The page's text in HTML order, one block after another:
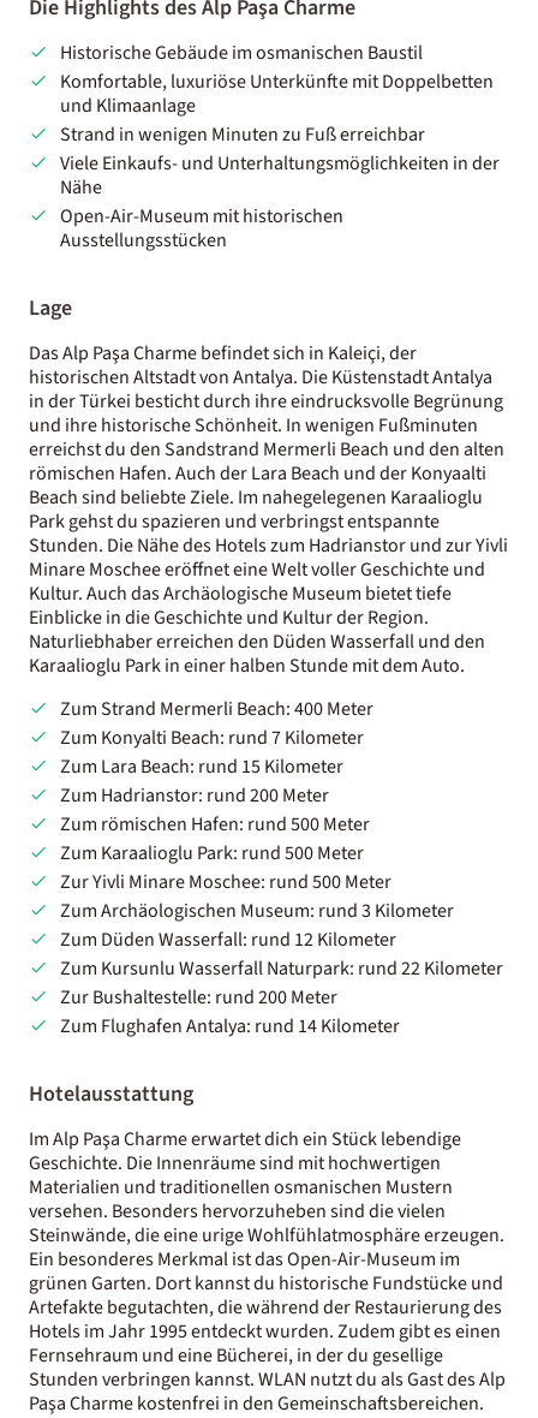
Die Highlights des Alp Paşa Charme
Historische Gebäude im osmanischen Baustil
Komfortable, luxuriöse Unterkünfte mit Doppelbetten
und Klimaanlage
Strand in wenigen Minuten zu Fuß erreichbar
Viele Einkaufs- und Unterhaltungsmöglichkeiten in der
Nähe
Open-Air-Museum mit historischen
Ausstellungsstücken
Lage
Das Alp Paşa Charme befindet sich in Kaleiçi, der
historischen Altstadt von Antalya. Die Küstenstadt Antalya
in der Türkei besticht durch ihre eindrucksvolle Begrünung
und ihre historische Schönheit. In wenigen Fußminuten
erreichst du den Sandstrand Mermerli Beach und den alten
römischen Hafen. Auch der Lara Beach und der Konyaalti
Beach sind beliebte Ziele. Im nahegelegenen Karaalioglu
Park gehst du spazieren und verbringst entspannte
Stunden. Die Nähe des Hotels zum Hadrianstor und zur Yivli
Minare Moschee eröffnet eine Welt voller Geschichte und
Kultur. Auch das Archäologische Museum bietet tiefe
Einblicke in die Geschichte und Kultur der Region.
Naturliebhaber erreichen den Düden Wasserfall und den
Karaalioglu Park in einer halben Stunde mit dem Auto.
Zum Strand Mermerli Beach: 400 Meter
Zum Konyalti Beach: rund 7 Kilometer
Zum Lara Beach: rund 15 Kilometer
Zum Hadrianstor: rund 200 Meter
Zum römischen Hafen: rund 500 Meter
Zum Karaalioglu Park: rund 500 Meter
Zur Yivli Minare Moschee: rund 500 Meter
Zum Archäologischen Museum: rund 3 Kilometer
Zum Düden Wasserfall: rund 12 Kilometer
Zum Kursunlu Wasserfall Naturpark: rund 22 Kilometer
Zur Bushaltestelle: rund 200 Meter
Zum Flughafen Antalya: rund 14 Kilometer
Hotelausstattung
Im Alp Paşa Charme erwartet dich ein Stück lebendige
Geschichte. Die Innenräume sind mit hochwertigen
Materialien und traditionellen osmanischen Mustern
versehen. Besonders hervorzuheben sind die vielen
Steinwände, die eine urige Wohlfühlatmosphäre erzeugen.
Ein besonderes Merkmal ist das Open-Air-Museum im
grünen Garten. Dort kannst du historische Fundstücke und
Artefakte begutachten, die während der Restaurierung des
Hotels im Jahr 1995 entdeckt wurden. Zudem gibt es einen
Fernsehraum und eine Bücherei, in der du gesellige
Stunden verbringen kannst. WLAN nutzt du als Gast des Alp
Paşa Charme kostenfrei in den Gemeinschaftsbereichen.